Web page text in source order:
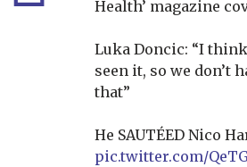
Health’ magazine
Luka Doncic: “I
seen it, so we don’t
that”
He SAUTÉED Nico
pic.twitter.com/